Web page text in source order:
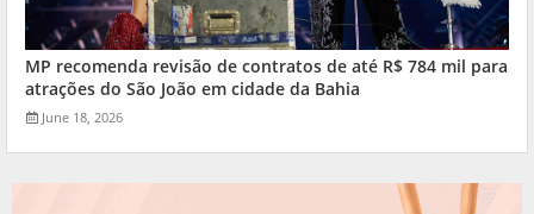
MP recomenda revisão de contratos de até R$ 784 mil para
atrações do São João em cidade da Bahia
June 18, 2026